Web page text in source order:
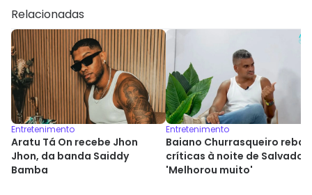
Relacionadas
Entretenimento
Aratu Tá On recebe Jhon
Jhon, da banda Saiddy
Bamba
Entretenimento
Baiano Churrasqueiro
críticas à noite de Salvador:
'Melhorou muito'